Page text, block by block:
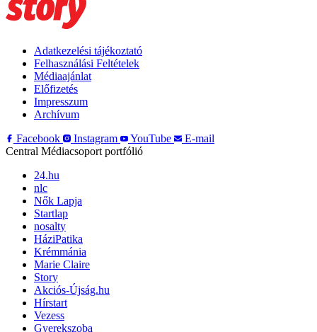
Adatkezelési tájékoztató
Felhasználási Feltételek
Médiaajánlat
Előfizetés
Impresszum
Archívum
Facebook
Instagram YouTube
E-mail
Central Médiacsoport portfólió
24.hu
nlc
Nők Lapja
Startlap
nosalty
HáziPatika
Krémmánia
Marie Claire
Story
Akciós-Újság.hu
Hírstart
Vezess
Gyerekszoba